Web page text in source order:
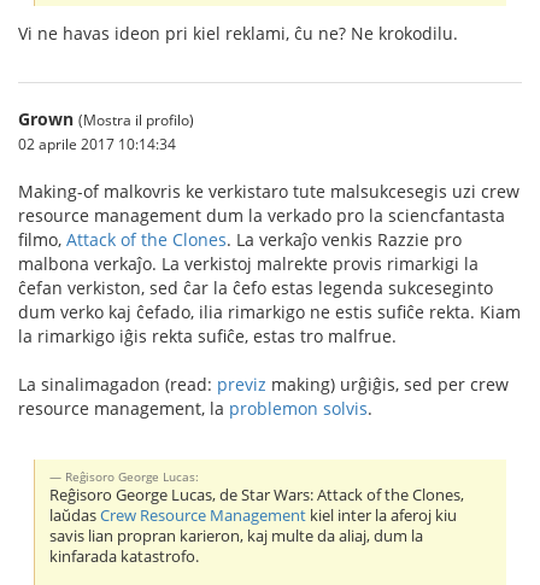
Vi ne havas ideon pri kiel reklami, ĉu ne? Ne krokodilu.
Grown (Mostra il profilo)
02 aprile 2017 10:14:34
Making-of malkovris ke verkistaro tute malsukcesegis uzi crew
resource management dum la verkado pro la sciencfantasta
filmo, Attack of the Clones. La verkaĵo venkis Razzie pro
malbona verkaĵo. La verkistoj malrekte provis rimarkigi la
ĉefan verkiston, sed ĉar la ĉefo estas legenda sukceseginto
dum verko kaj ĉefado, ilia rimarkigo ne estis sufiĉe rekta. Kiam
la rimarkigo iĝis rekta sufiĉe, estas tro malfrue.
La sinalimagadon (read: previz making) urĝiĝis, sed per crew
resource management, la problemon solvis.
Reĝisoro George Lucas:
Reĝisoro George Lucas, de Star Wars: Attack of the Clones,
laŭdasCrew Resource Management kiel inter la aferoj kiu
savis lian propran karieron, kaj multe da aliaj, dum la
kinfarada katastrofo.